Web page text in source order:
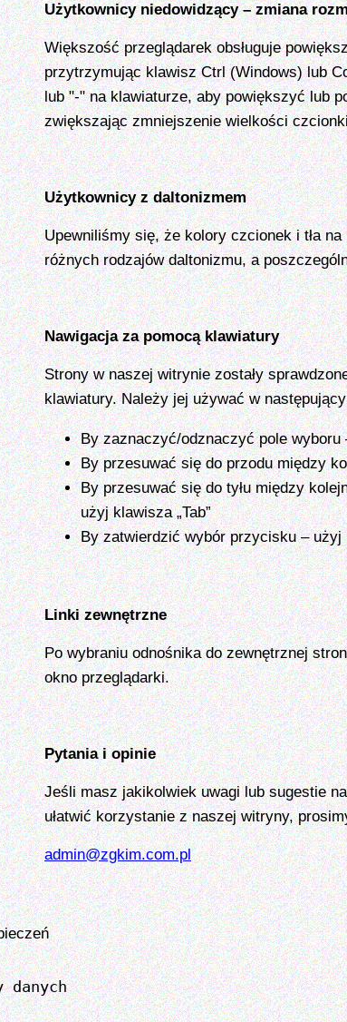
Użytkownicy niedowidzący – zmiana
Większość przeglądarek obsługuje
przytrzymując klawisz Ctrl (Windows) lub
lub "-" na klawiaturze, aby powiększyć lub
zwiększając zmniejszenie wielkości
Użytkownicy z daltonizmem
Upewniliśmy się, że kolory czcionek i tła
różnych rodzajów daltonizmu, a
Nawigacja za pomocą klawiatury
Strony w naszej witrynie zostały
klawiatury. Należy jej używać w
By zaznaczyć/odznaczyć pole
By przesuwać się do przodu między
By przesuwać się do tyłu między
użyj klawisza „Tab”
By zatwierdzić wybór przycisku – użyj
Linki zewnętrzne
Po wybraniu odnośnika do zewnętrznej
okno przeglądarki.
Pytania i opinie
Jeśli masz jakikolwiek uwagi lub sugestie
ułatwić korzystanie z naszej witryny,
admin@zgkim.com.pl
danych